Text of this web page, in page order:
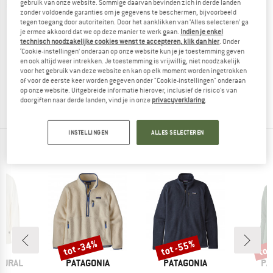
ON
Club Hoodie
Trui
€ 129,95vanaf € 97,46
(0)
ON
Club Crew
Trui
€ 109,95vanaf € 71,47
MERK
PATAGONIA
Korting
tot -34%
MERK
PATAGONIA
Korting
tot -55% tot
gebruik van onze website. Sommige daarvan bevinden zich in derde landen
zonder voldoende garanties om je gegevens te beschermen, bijvoorbeeld
tegen toegang door autoriteiten. Door het aanklikken van ‘Alles selecteren’ ga
je ermee akkoord dat we op deze manier te werk gaan. Indien je enkel
technisch noodzakelijke cookies wenst te accepteren, klik dan hier . Onder
‘Cookie-instellingen’ onderaan op onze website kun je je toestemming geven
en ook altijd weer intrekken. Je toestemming is vrijwillig, niet noodzakelijk
voor het gebruik van deze website en kan op elk moment worden ingetrokken
of voor de eerste keer worden gegeven onder "Cookie-instellingen" onderaan
op onze website. Uitgebreide informatie hierover, inclusief de risico's van
doorgiften naar derde landen, vind je in onze privacyverklaring
INSTELLINGEN ALLES SELECTEREN